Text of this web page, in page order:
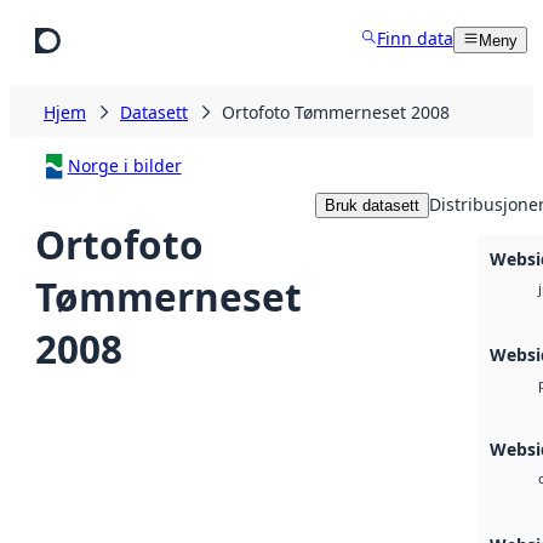
Finn data Meny
Hjem Datasett Ortofoto Tømmerneset 2008
Norge i bilder
Ortofoto
Tømmerneset
2008
Bruk datasett